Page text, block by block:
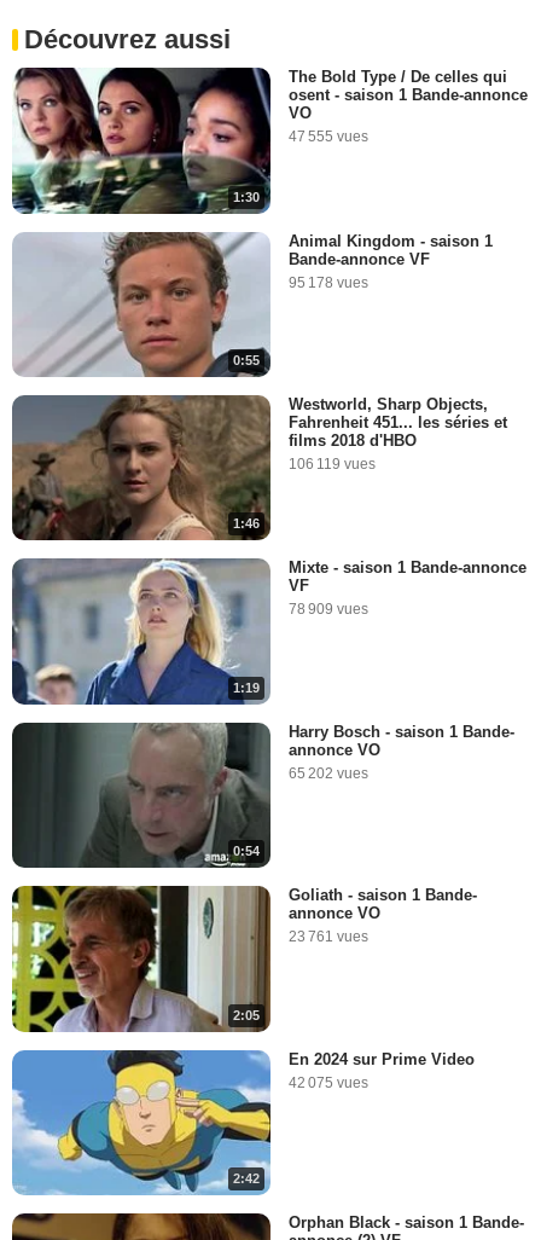
Découvrez aussi
1:30
The Bold Type / De celles qui
osent - saison 1 Bande-annonce
VO
47 555 vues
0:55
Animal Kingdom - saison 1
Bande-annonce VF
95 178 vues
1:46
Westworld, Sharp Objects,
Fahrenheit 451... les séries et
films 2018 d'HBO
106 119 vues
1:19
Mixte - saison 1 Bande-annonce
VF
78 909 vues
0:54
Harry Bosch - saison 1 Bande-
annonce VO
65 202 vues
2:05
Goliath - saison 1 Bande-
annonce VO
23 761 vues
2:42
En 2024 sur Prime Video
42 075 vues
Orphan Black - saison 1 Bande-